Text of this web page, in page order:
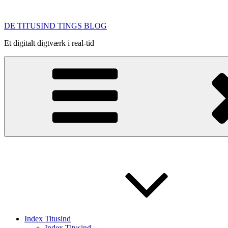
indhold
DE TITUSIND TINGS BLOG
Et digitalt digtværk i real-tid
Index Titusind